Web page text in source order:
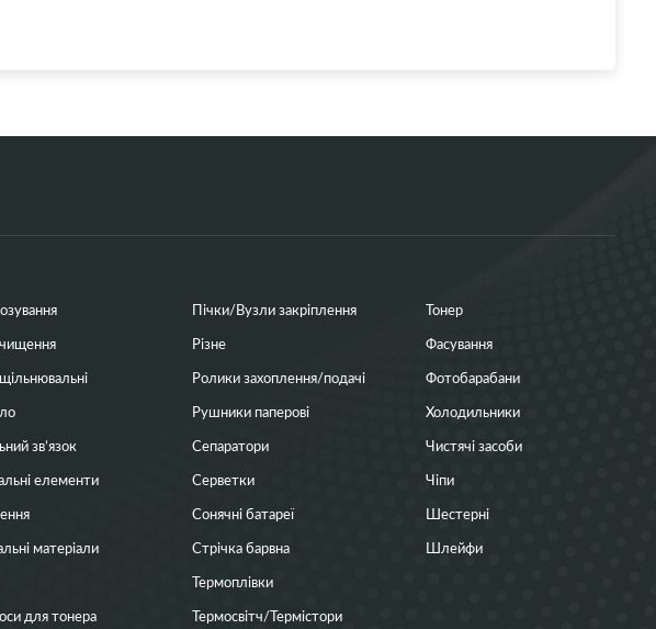
зв’язок
елементи
матеріали
для тонера
Пічки/Вузли закріплення
Різне
Ролики захоплення/подачі
Рушники паперові
Сепаратори
Серветки
Сонячні батареї
Стрічка барвна
Термоплівки
Термосвітч/Термістори
Тонер
Фасування
Фотобарабани
Холодильники
Чистячі засоби
Чіпи
Шестерні
Шлейфи